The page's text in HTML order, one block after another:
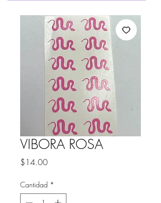
VIBORA ROSA
$14.00Precio
Cantidad *